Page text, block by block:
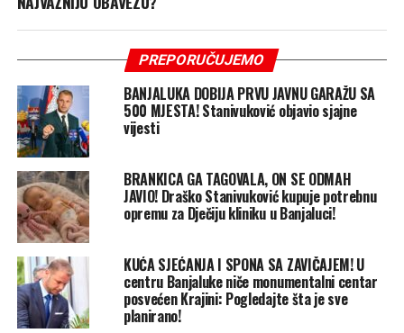
PREPORUČUJEMO
BANJALUKA DOBIJA PRVU JAVNU GARAŽU SA
500 MJESTA! Stanivuković objavio sjajne
vijesti
BRANKICA GA TAGOVALA, ON SE ODMAH
JAVIO! Draško Stanivuković kupuje potrebnu
opremu za Dječiju kliniku u Banjaluci!
KUĆA SJEĆANJA I SPONA SA ZAVIČAJEM! U
centru Banjaluke niče monumentalni centar
posvećen Krajini: Pogledajte šta je sve
planirano!